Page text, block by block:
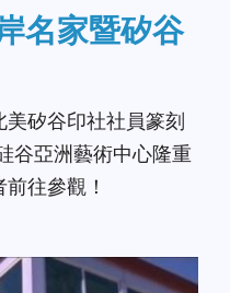
名家暨矽谷
美矽谷印社社員篆刻
谷亞洲藝術中心隆重
往參觀！